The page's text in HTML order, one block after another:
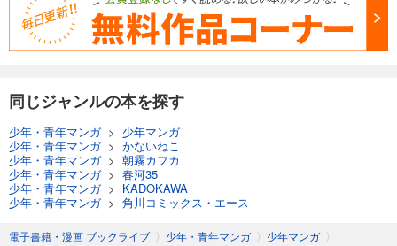
同じジャンルの本を探す
少年・青年マンガ> 少年マンガ
少年・青年マンガ> かないねこ
少年・青年マンガ> 朝霧カフカ
少年・青年マンガ> 春河35
少年・青年マンガ> KADOKAWA
少年・青年マンガ> 角川コミックス・エース
電子書籍・漫画 ブックライブ 〉 少年・青年マンガ 〉 少年マンガ 〉